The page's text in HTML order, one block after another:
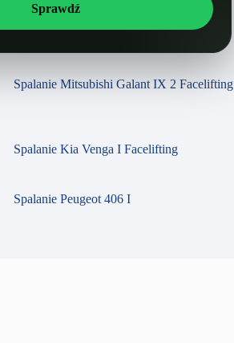
Spalanie Citroen Berlingo III
Spalanie Mitsubishi Galant IX 2 Facelifting
Spalanie Kia Venga I Facelifting
Spalanie Peugeot 406 I
Sprawdź